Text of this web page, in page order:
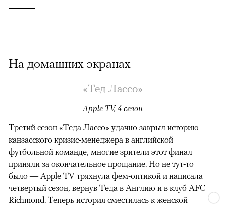
На домашних экранах
«Тед Лассо»
Apple TV, 4 сезон
Третий сезон «Теда Лассо» удачно закрыл историю
канзасского кризис-менеджера в английской
футбольной команде, многие зрители этот финал
приняли за окончательное прощание. Но не тут-то
было — Apple TV тряхнула фем-оптикой и написала
четвертый сезон, вернув Теда в Англию и в клуб AFC
Richmond. Теперь история сместилась к женской